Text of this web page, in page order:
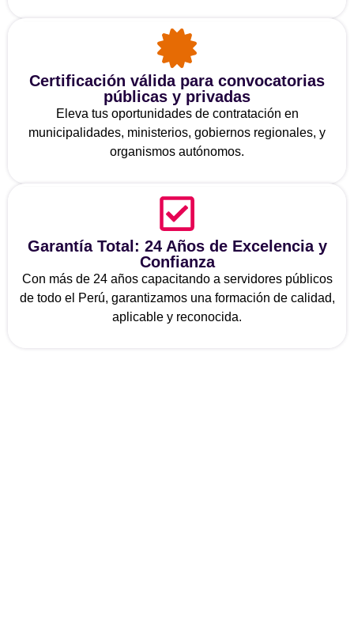
Certificación válida para convocatorias
públicas y privadas
Eleva tus oportunidades de contratación en
municipalidades, ministerios, gobiernos regionales, y
organismos autónomos.
Garantía Total: 24 Años de Excelencia y
Confianza
Con más de 24 años capacitando a servidores públicos
de todo el Perú, garantizamos una formación de calidad,
aplicable y reconocida.